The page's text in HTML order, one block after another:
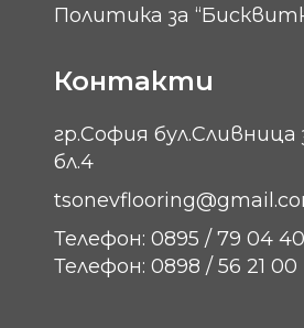
Политика за
Контакти
гр.София бул.Сливница
бл.4
Телефон: 0895 / 79 04 40
Телефон: 0898 / 56 21 00